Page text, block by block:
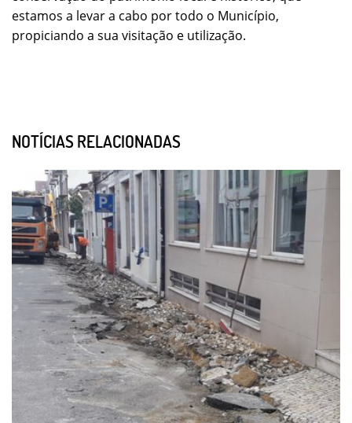
estamos a levar a cabo por todo o Município,
propiciando a sua visitação e utilização.
NOTÍCIAS RELACIONADAS